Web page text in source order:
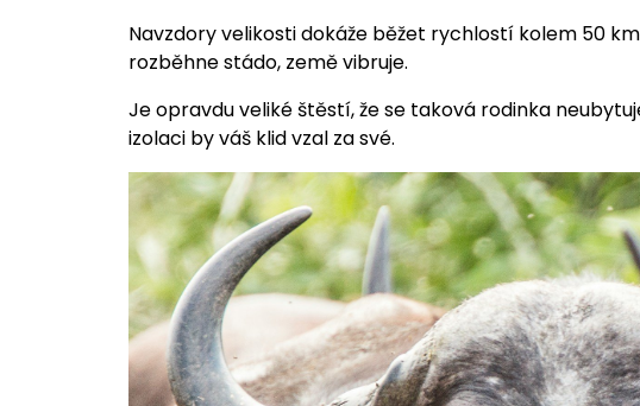
Navzdory velikosti dokáže běžet rychlostí kolem 50
rozběhne stádo, země vibruje.
Je opravdu veliké štěstí, že se taková rodinka
izolaci by váš klid vzal za své.